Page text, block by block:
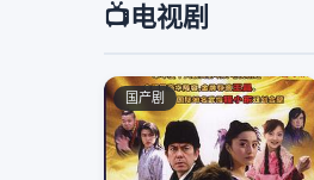
📺电视剧
国产剧